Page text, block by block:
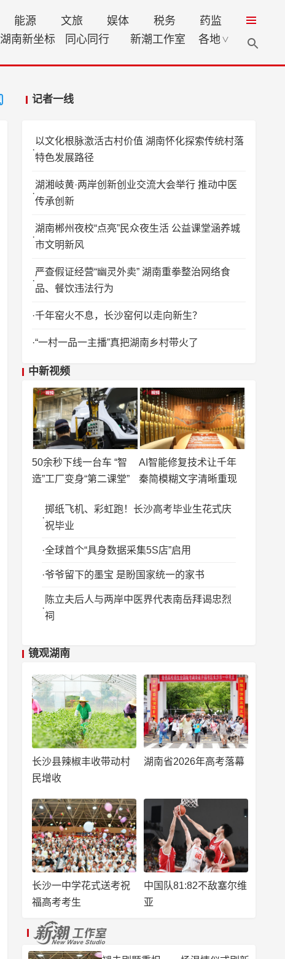
能源 文旅 娱体 税务
药监
湖南新坐标 同心同行 新潮工作室 各地 ∨
记者一线
以文化根脉激活古村价值 湖南怀化探索传统村落
特色发展路径
湖湘岐黄·两岸创新创业交流大会举行 推动中医
传承创新
湖南郴州夜校“点亮”民众夜生活 公益课堂涵养城
市文明新风
严查假证经营“幽灵外卖” 湖南重拳整治网络食
品、餐饮违法行为
千年窑火不息，长沙窑何以走向新生？
“一村一品一主播”真把湖南乡村带火了
中新视频
50余秒下线一台车 “智
造”工厂变身“第二课堂”
AI智能修复技术让千年
秦简模糊文字清晰重现
掷纸飞机、彩虹跑！长沙高考毕业生花式庆
祝毕业
全球首个“具身数据采集5S店”启用
爷爷留下的墨宝 是盼国家统一的家书
陈立夫后人与两岸中医界代表南岳拜谒忠烈
祠
镜观湖南
长沙县辣椒丰收带动村
民增收
湖南省2026年高考落幕
长沙一中学花式送考祝
福高考考生
中国队81:82不敌塞尔维
亚